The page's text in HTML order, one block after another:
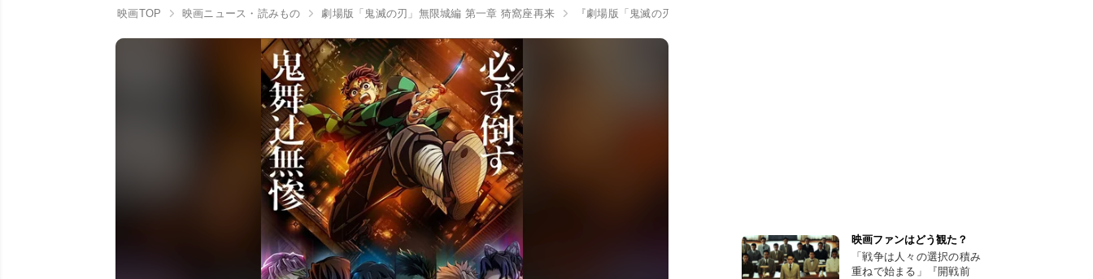
映画TOP 映画ニュース・読みもの 劇場版「鬼滅の刃」無限城編 第一章 猗窩座再来 『劇場版「鬼滅の刃」無限城編』三部作制作決定！炭治郎と柱たちが無限城での決戦に挑む
映画ファンはどう観た？
「戦争は人々の選択の積み
重ねで始まる」『開戦前